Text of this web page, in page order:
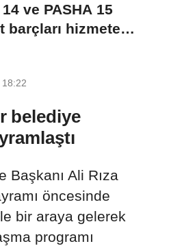
ve PASHA 15
barçları hizmete
18:22
belediye
Başkanı Ali Rıza
öncesinde
bir araya gelerek
programı